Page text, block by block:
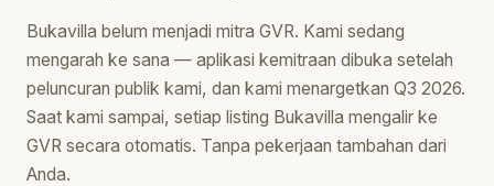
Bukavilla belum menjadi mitra GVR. Kami sedang
mengarah ke sana — aplikasi kemitraan dibuka setelah
peluncuran publik kami, dan kami menargetkan Q3 2026.
Saat kami sampai, setiap listing Bukavilla mengalir ke
GVR secara otomatis. Tanpa pekerjaan tambahan dari
Anda.